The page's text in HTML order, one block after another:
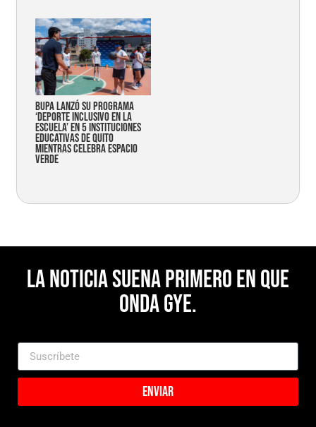
Bupa lanzó su programa
‘Deporte Inclusivo en la
Escuela’ en 5 instituciones
educativas de Quito
mientras celebra espacio
verde
La noticia suena primero en Que
Onda Gye.
Enviar